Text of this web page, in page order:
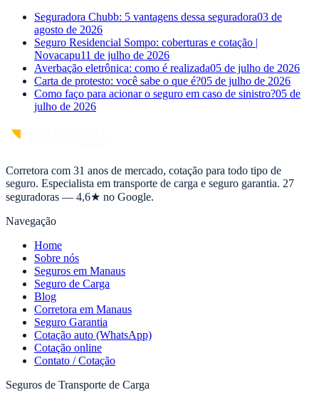
Seguradora Chubb: 5 vantagens dessa seguradora03 de
agosto de 2026
Seguro Residencial Sompo: coberturas e cotação |
Novacapu11 de julho de 2026
Averbação eletrônica: como é realizada05 de julho de 2026
Carta de protesto: você sabe o que é?05 de julho de 2026
Como faço para acionar o seguro em caso de sinistro?05 de
julho de 2026
Corretora com 31 anos de mercado, cotação para todo tipo de
seguro. Especialista em transporte de carga e seguro garantia. 27
seguradoras — 4,6★ no Google.
Navegação
Home
Sobre nós
Seguros em Manaus
Seguro de Carga
Blog
Corretora em Manaus
Seguro Garantia
Cotação auto (WhatsApp)
Cotação online
Contato / Cotação
Seguros de Transporte de Carga